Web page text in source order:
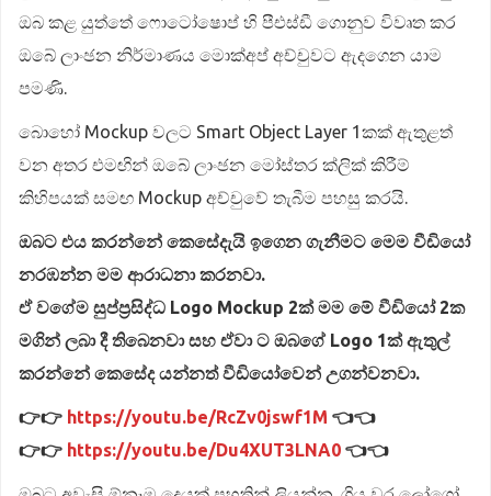
ඔබ කළ යුත්තේ ෆොටෝෂොප් හි පීඑස්ඩී ගොනුව විවෘත කර
ඔබේ ලාංඡන නිර්මාණය මොක්අප් අච්චුවට ඇදගෙන යාම
පමණි.
බොහෝ Mockup වලට Smart Object Layer 1කක් ඇතුළත්
වන අතර එමඟින් ඔබේ ලාංඡන මෝස්තර ක්ලික් කිරීම්
කිහිපයක් සමඟ Mockup අච්චුවේ තැබීම පහසු කරයි.
ඔබට එය කරන්නේ කෙසේදැයි ඉගෙන ගැනීමට මෙම වීඩියෝ
නරඹන්න මම ආරාධනා කරනවා.
ඒ වගේම සුප්ප්‍රසිද්ධ Logo Mockup 2ක් මම මේ වීඩියෝ 2ක
මගින් ලබා දී තිබෙනවා සහ ඒවා ට ඔබගේ Logo 1ක් ඇතුල්
කරන්නේ කෙසේද යන්නත් වීඩියෝවෙන් උගන්වනවා.
👉👉 https://youtu.be/RcZv0jswf1M 👈👈
👉👉 https://youtu.be/Du4XUT3LNA0 👈👈